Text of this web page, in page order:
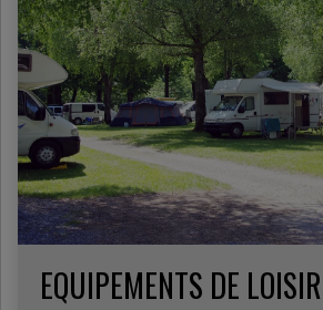
EQUIPEMENTS DE